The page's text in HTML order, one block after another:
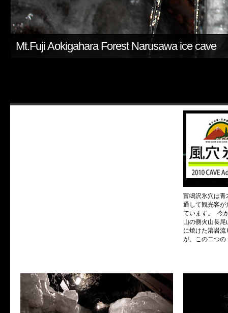
Mt.Fuji Aokigahara Forest Narusawa ice cave
富鳴沢氷穴は青
通して観光客が
ています。 今
山の側火山長
に焼けた溶岩
が、この二つの